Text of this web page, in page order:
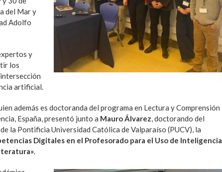
del Mar y
Adolfo
y
los
artificial.
además es doctoranda del programa en Lectura y Comprensión
España, presentó junto a Mauro Álvarez , doctorando del
la Pontificia Universidad Católica de Valparaíso (PUCV), la
Digitales en el Profesorado para el Uso de Inteligencia
.